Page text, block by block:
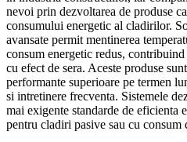
nevoi prin dezvoltarea de produse
consumului energetic al cladirilor.
avansate permit mentinerea
consum energetic redus,
cu efect de sera. Aceste produse
performante superioare pe termen
si intretinere frecventa. Sistemele
mai exigente standarde de eficienta
pentru cladiri pasive sau cu consum